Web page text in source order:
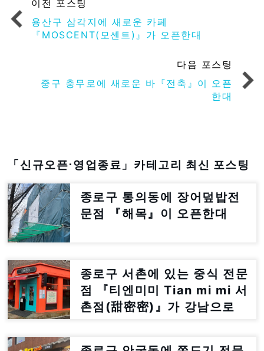
이전 포스팅
용산구 삼각지에 새로운 카페
『MOSCENT(모센트)』가 오픈한대
다음 포스팅
중구 충무로에 새로운 바『전축』이 오픈
한대
「신규오픈⋅영업종료」카테고리 최신 포스팅
종로구 통의동에 장어덮밥전
문점 『해목』이 오픈한대
종로구 서촌에 있는 중식 전문
점 『티엔미미 Tian mi mi 서
촌점(甜密密)』가 강남으로